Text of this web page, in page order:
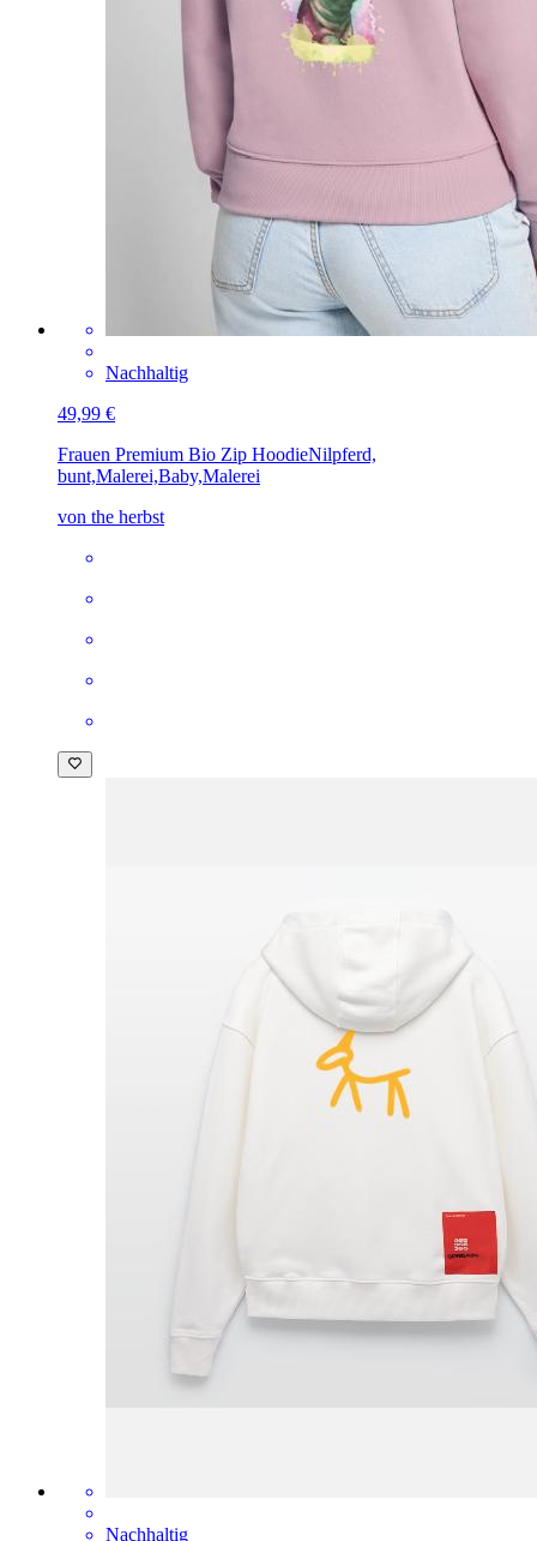
Nachhaltig
49,99 €
Frauen Premium Bio Zip HoodieNilpferd,
bunt,Malerei,Baby,Malerei
von the herbst
Nachhaltig